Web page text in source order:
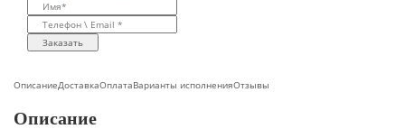
Заказать
ОписаниеДоставкаОплатаВарианты исполненияОтзывы
Описание